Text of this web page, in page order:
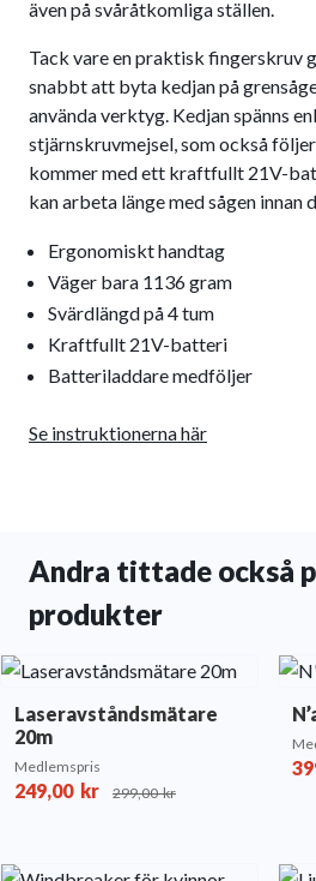
även på svåråtkomliga ställen.
Tack vare en praktisk fingerskruv
snabbt att byta kedjan på
använda verktyg. Kedjan spänns
stjärnskruvmejsel, som också
kommer med ett kraftfullt 21V-
kan arbeta länge med sågen innan
Ergonomiskt handtag
Väger bara 1136 gram
Svärdlängd på 4 tum
Kraftfullt 21V-batteri
Batteriladdare medföljer
Se instruktionernahär
Andra tittade också
produkter
Laseravståndsmätare
20m
Medlemspris
249,00 kr 299,00kr